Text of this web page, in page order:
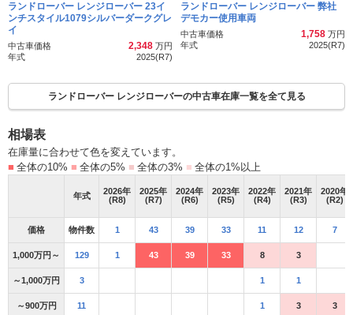
ランドローバー レンジローバー 23イ
ンチスタイル1079シルバーダークグレ
イ
中古車価格 2,348 万円
年式
2025(R7)
ランドローバー レンジローバー 弊社
デモカー使用車両
中古車価格 1,758 万円
年式
2025(R7)
ランドローバー レンジローバーの中古車在庫一覧を全て見る
相場表
在庫量に合わせて色を変えています。
■ 全体の10% ■ 全体の5% ■ 全体の3% ■ 全体の1%以上
年式 2026年
(R8)
2025年
(R7)
2024年
(R6)
2023年
(R5)
2022年
(R4)
2021年
(R3)
2020年
(R2)
価格 物件数 1 43 39 33 11 12 7
1,000万円～ 129 1 43 39 33 8 3
～1,000万円 3 1 1
～900万円 11 1 3 3